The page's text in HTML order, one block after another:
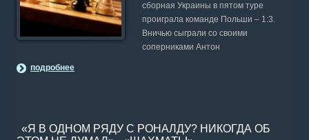
сборная Украины в пятом туре
проиграла команде Польши – 1:3.
Вничью сыграли со своими
соперниками Антон
подробнее
«Я В ОДНОМ РЯДУ С РОНАЛДУ? НИКОГДА ОБ